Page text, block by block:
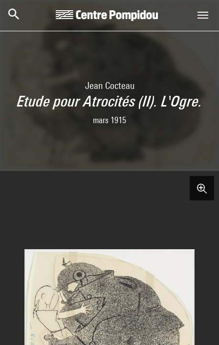
Jean Cocteau
Etude pour Atrocités (II). L'Ogre.
mars 1915